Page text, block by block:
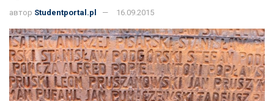
автор Studentportal.pl 16.09.2015